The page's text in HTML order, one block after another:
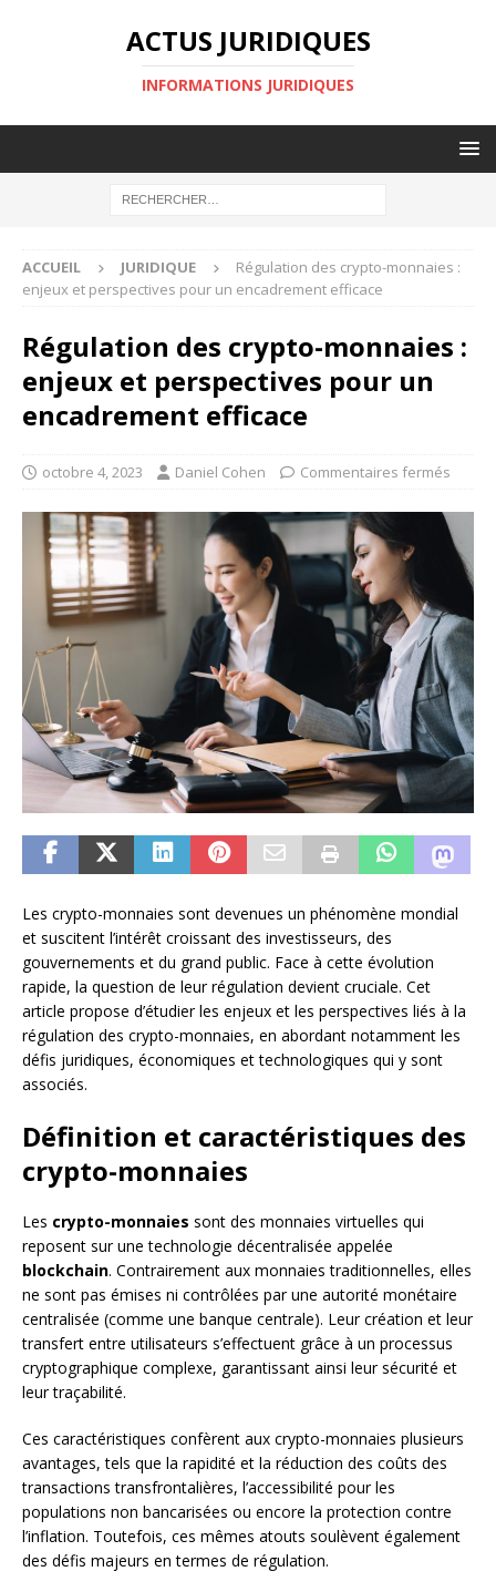
ACTUS JURIDIQUES
INFORMATIONS JURIDIQUES
ACCUEIL JURIDIQUE
Régulation des crypto-monnaies :
enjeux et perspectives pour un encadrement efficace
Régulation des crypto-monnaies :
enjeux et perspectives pour un
encadrement efficace
octobre 4, 2023 Daniel Cohen Commentaires fermés
Les crypto-monnaies sont devenues un phénomène mondial
et suscitent l’intérêt croissant des investisseurs, des
gouvernements et du grand public. Face à cette évolution
rapide, la question de leur régulation devient cruciale. Cet
article propose d’étudier les enjeux et les perspectives liés à la
régulation des crypto-monnaies, en abordant notamment les
défis juridiques, économiques et technologiques qui y sont
associés.
Définition et caractéristiques des
crypto-monnaies
Les crypto-monnaies sont des monnaies virtuelles qui
reposent sur une technologie décentralisée appelée
blockchain. Contrairement aux monnaies traditionnelles, elles
ne sont pas émises ni contrôlées par une autorité monétaire
centralisée (comme une banque centrale). Leur création et leur
transfert entre utilisateurs s’effectuent grâce à un processus
cryptographique complexe, garantissant ainsi leur sécurité et
leur traçabilité.
Ces caractéristiques confèrent aux crypto-monnaies plusieurs
avantages, tels que la rapidité et la réduction des coûts des
transactions transfrontalières, l’accessibilité pour les
populations non bancarisées ou encore la protection contre
l’inflation. Toutefois, ces mêmes atouts soulèvent également
des défis majeurs en termes de régulation.